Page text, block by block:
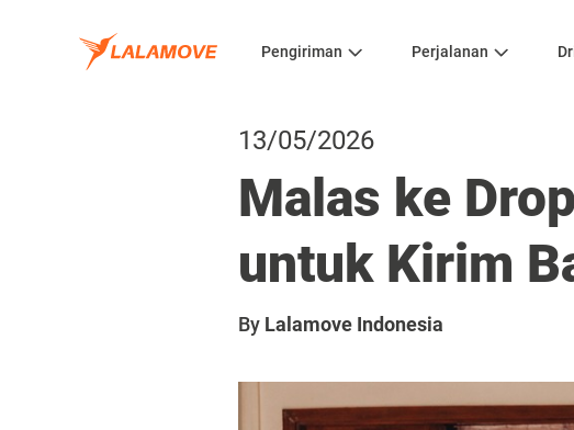
Pengiriman Perjalanan
13/05/2026
Malas ke
untuk Kirim
By Lalamove Indonesia